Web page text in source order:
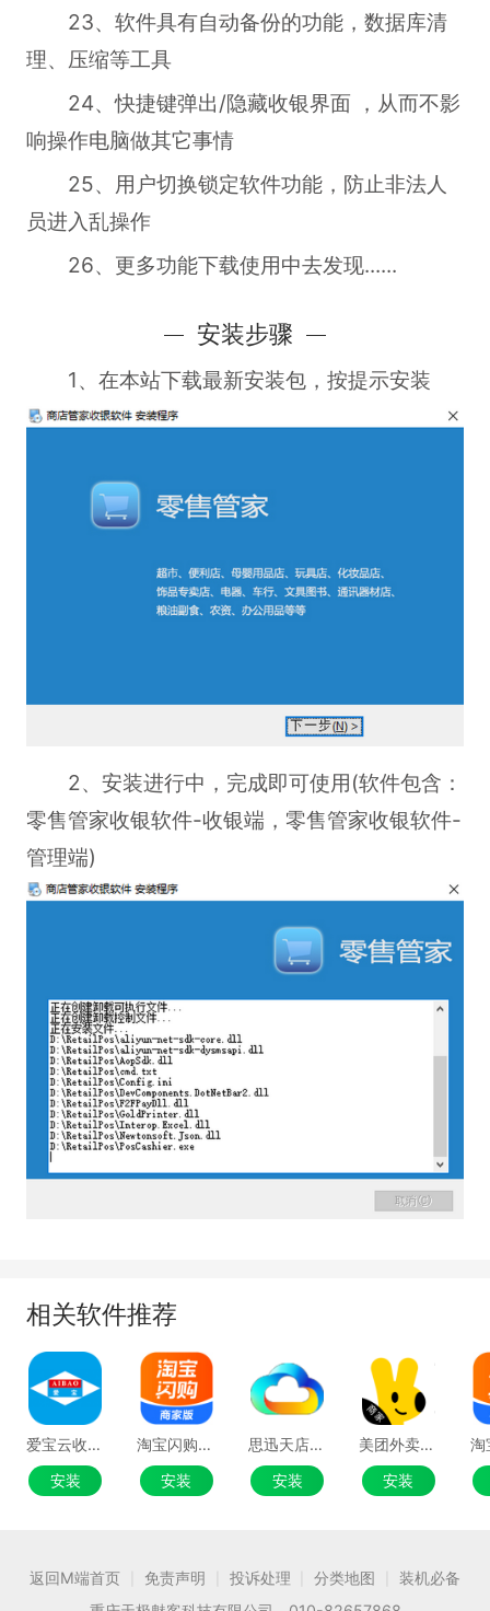
23、软件具有自动备份的功能，数据库清
理、压缩等工具
24、快捷键弹出/隐藏收银界面 ，从而不影
响操作电脑做其它事情
25、用户切换锁定软件功能，防止非法人
员进入乱操作
26、更多功能下载使用中去发现......
安装步骤
1、在本站下载最新安装包，按提示安装
2、安装进行中，完成即可使用(软件包含：
零售管家收银软件-收银端，零售管家收银软件-
管理端)
相关软件推荐
爱宝云收银系统
安装
淘宝闪购商家版电脑端
安装
思迅天店零售收银软件
安装
美团外卖商家版
安装
返回M端首页 免责声明 投诉处理 分类地图
装机必备